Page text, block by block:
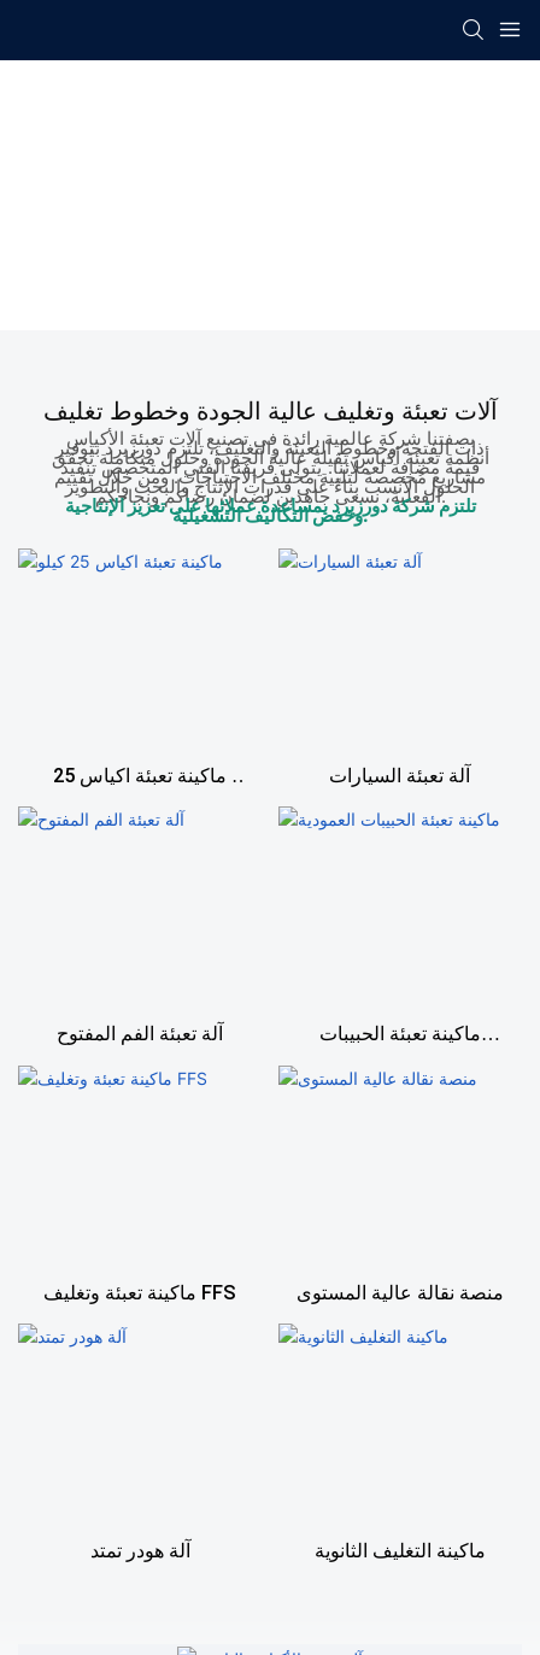
آلات تعبئة وتغليف عالية الجودة وخطوط تغليف
بصفتنا شركة عالمية رائدة في تصنيع آلات تعبئة الأكياس
ذات الفتحة وخطوط التعبئة والتغليف، تلتزم دورزيرد بتوفير
أنظمة تعبئة أكياس ثقيلة عالية الجودة وحلول متكاملة تُحقق
قيمة مضافة لعملائنا. يتولى فريقنا الفني المتخصص تنفيذ
مشاريع مُخصصة لتلبية مختلف الاحتياجات. ومن خلال تقييم
الحلول الأنسب بناءً على قدرات الإنتاج والبحث والتطوير
الفعلية، نسعى جاهدين لضمان رضاكم ونجاحكم.
تلتزم شركة دورزيرد بمساعدة عملائها على تعزيز الإنتاجية
وخفض التكاليف التشغيلية.
ماكينة تعبئة اكياس 25
آلة تعبئة السيارات
آلة تعبئة الفم المفتوح
ماكينة تعبئة الحبيبات
ماكينة تعبئة وتغليف FFS منصة نقالة عالية المستوى
آلة هودر تمتد ماكينة التغليف الثانوية